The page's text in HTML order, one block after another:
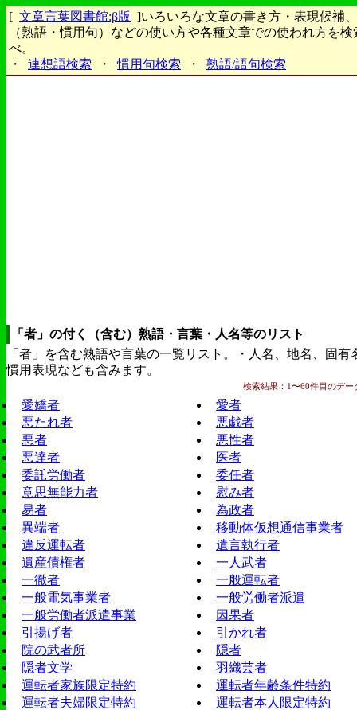
[ 文章言葉図書館:β版 ]いろいろな文章の書き方・表現候補
（熟語・慣用句）などの使い方や各種文章での使われ方を検
べ。
・
連想語検索 ・ 慣用句検索 ・ 熟語/語句検索
「者」の付く（含む）熟語・言葉・人名等のリスト
「者」を含む熟語や言葉の一覧リスト。・人名、地名、固有
慣用表現なども含みます。
検索結果：1〜60件目のデー
愛嬌者
悪たれ者
悪者
悪達者
委託労働者
意思無能力者
易者
異端者
違反運転者
遺産債権者
一徹者
一般電気事業者
一般労働者派遣事業
引揚げ者
院の武者所
隠者文学
運転者家族限定特約
運転者夫婦限定特約
愛者
悪戯者
悪性者
医者
委任者
慰み者
為政者
移動体仮想通信事業者
遺言執行者
一人武者
一般運転者
一般労働者派遣
因果者
引かれ者
隠者
羽織芸者
運転者年齢条件特約
運転者本人限定特約